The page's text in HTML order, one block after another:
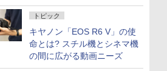
SilentPowerから
トピック
キヤノン「EOS R6 V」の使
命とは? スチル機とシネマ機
の間に広がる動画ニーズ